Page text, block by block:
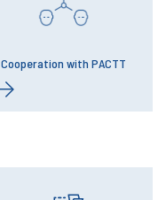
Cooperation with PACTT